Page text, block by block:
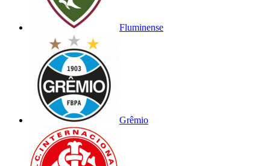
Fluminense
Grêmio